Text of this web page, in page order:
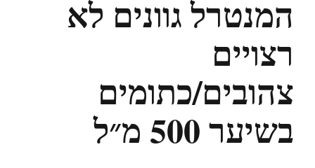
המנטרל גוונים לא
רצויים
צהובים/כתומים
בשיער 500 מ״ל